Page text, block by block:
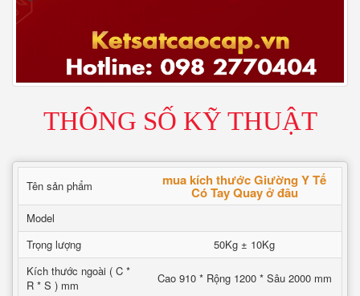
THÔNG SỐ KỸ THUẬT
Tên sản phẩm mua kích thước Giường Y Tế
Có Tay Quay ở đâu
Model
Trọng lượng
50Kg ± 10Kg
Kích thước ngoài ( C *
R * S ) mm
Cao 910 * Rộng 1200 * Sâu 2000 mm